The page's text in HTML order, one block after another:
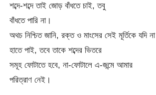
শব্দে-শব্দে তাই জোড় বাঁধতে চাই, তবু
বাঁধতে পারি না।
অথচ নিশ্চিত জানি, রক্ত ও মাংসের সেই মূর্তিকে যদি না
হাতে পাই, তবে তাকে শব্দের ভিতরে
সমূহ ফোটাতে হবে, না-ফোটালে এ-জন্মে আমার
পরিত্রাণ নেই।